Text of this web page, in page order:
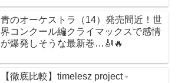
青のオーケストラ（14）発売間近！世
界コンクール編クライマックスで感情
が爆発しそうな最新巻…🎻🔥
【徹底比較】timelesz project -